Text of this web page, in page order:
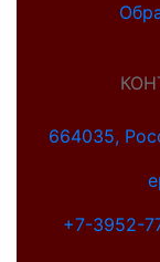
664035,
+7-3952-